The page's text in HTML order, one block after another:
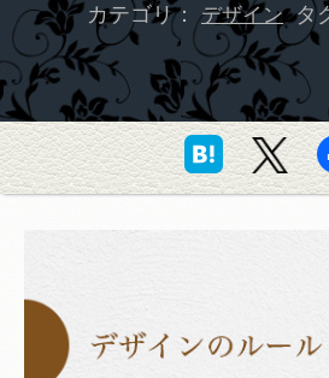
カテゴリ： デザイン タ